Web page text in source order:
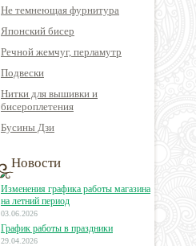
Не темнеющая фурнитура
Японский бисер
Речной жемчуг, перламутр
Подвески
Нитки для вышивки и
бисероплетения
Бусины Дзи
Новости
Изменения графика работы магазина
на летний период
03.06.2026
График работы в праздники
29.04.2026